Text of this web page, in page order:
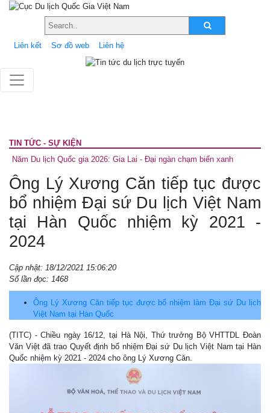
Liên kết Sơ đồ web Liên hệ
TIN TỨC - SỰ KIỆN
Năm Du lịch Quốc gia 2026: Gia Lai - Đại ngàn chạm biển xanh
Ông Lý Xương Căn tiếp tục được
bổ nhiệm Đại sứ Du lịch Việt Nam
tại Hàn Quốc nhiệm kỳ 2021 -
2024
Cập nhật: 18/12/2021 15:06:20
Số lần đọc: 1468
Ông Lý Xương Căn tiếp tục được bổ nhiệm làm Đại sứ Du lịch
Việt Nam tại Hàn Quốc
(TITC) - Chiều ngày 16/12, tại Hà Nội, Thứ trưởng Bộ VHTTDL Đoàn
Văn Việt đã trao Quyết định bổ nhiệm Đại sứ Du lịch Việt Nam tại Hàn
Quốc nhiệm kỳ 2021 - 2024 cho ông Lý Xương Căn.